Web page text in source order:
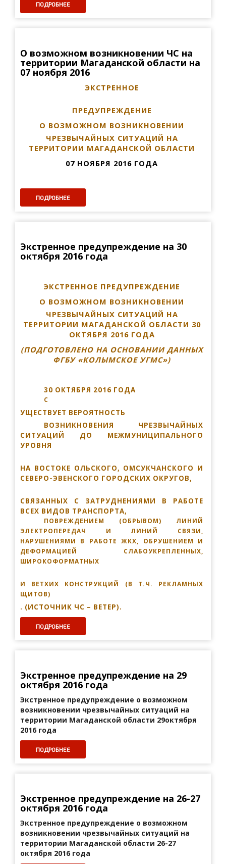
ПОДРОБНЕЕ
О возможном возникновении ЧС на
территории Магаданской области на
07 ноября 2016
ЭКСТРЕННОЕ
ПРЕДУПРЕЖДЕНИЕ
О ВОЗМОЖНОМ ВОЗНИКНОВЕНИИ
ЧРЕЗВЫЧАЙНЫХ СИТУАЦИЙ НА
ТЕРРИТОРИИ МАГАДАНСКОЙ ОБЛАСТИ
07 НОЯБРЯ 2016 ГОДА
ПОДРОБНЕЕ
Экстренное предупреждение на 30
октября 2016 года
ЭКСТРЕННОЕ ПРЕДУПРЕЖДЕНИЕ
О ВОЗМОЖНОМ ВОЗНИКНОВЕНИИ
ЧРЕЗВЫЧАЙНЫХ СИТУАЦИЙ НА
ТЕРРИТОРИИ МАГАДАНСКОЙ ОБЛАСТИ 30
ОКТЯБРЯ 2016 ГОДА
(ПОДГОТОВЛЕНО НА ОСНОВАНИИ ДАННЫХ
ФГБУ «КОЛЫМСКОЕ УГМС»)
30 ОКТЯБРЯ 2016 ГОДА
С
УЩЕСТВУЕТ ВЕРОЯТНОСТЬ
ВОЗНИКНОВЕНИЯ ЧРЕЗВЫЧАЙНЫХ
СИТУАЦИЙ ДО МЕЖМУНИЦИПАЛЬНОГО
УРОВНЯ
НА ВОСТОКЕ ОЛЬСКОГО, ОМСУКЧАНСКОГО И
СЕВЕРО-ЭВЕНСКОГО ГОРОДСКИХ ОКРУГОВ,
СВЯЗАННЫХ С ЗАТРУДНЕНИЯМИ В РАБОТЕ
ВСЕХ ВИДОВ ТРАНСПОРТА,
ПОВРЕЖДЕНИЕМ (ОБРЫВОМ) ЛИНИЙ
ЭЛЕКТРОПЕРЕДАЧ И ЛИНИЙ СВЯЗИ,
НАРУШЕНИЯМИ В РАБОТЕ ЖКХ, ОБРУШЕНИЕМ И
ДЕФОРМАЦИЕЙ СЛАБОУКРЕПЛЕННЫХ,
ШИРОКОФОРМАТНЫХ
И ВЕТХИХ КОНСТРУКЦИЙ (В Т.Ч. РЕКЛАМНЫХ
ЩИТОВ)
. (ИСТОЧНИК ЧС – ВЕТЕР).
ПОДРОБНЕЕ
Экстренное предупреждение на 29
октября 2016 года
Экстренное предупреждение о возможном
возникновении чрезвычайных ситуаций на
территории Магаданской области 29октября
2016 года
ПОДРОБНЕЕ
Экстренное предупреждение на 26-27
октября 2016 года
Экстренное предупреждение о возможном
возникновении чрезвычайных ситуаций на
территории Магаданской области 26-27
октября 2016 года